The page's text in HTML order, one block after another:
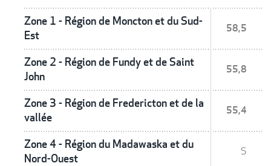
Zone 1 - Région de Moncton et du Sud-
Est
58,5
Zone 2 - Région de Fundy et de Saint
John
55,8
Zone 3 - Région de Fredericton et de la
vallée
55,4
Zone 4 - Région du Madawaska et du
Nord-Ouest
S